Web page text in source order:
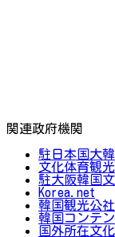
関連政府機関
駐日本国大
文化体育観
駐大阪韓国
Korea.net
韓国観光公社
韓国コンテ
国外所在文